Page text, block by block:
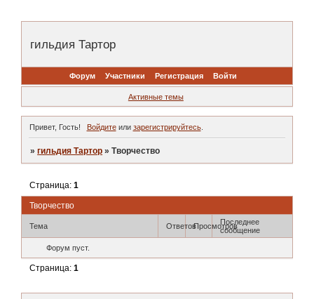
гильдия Тартор
Форум Участники Регистрация Войти
Активные темы
Привет, Гость! Войдитеили зарегистрируйтесь.
»гильдия Тартор »Творчество
Творчество
Страница:1
Тема ОтветовПросмотровПоследнее
сообщение
Форум пуст.
Страница:1